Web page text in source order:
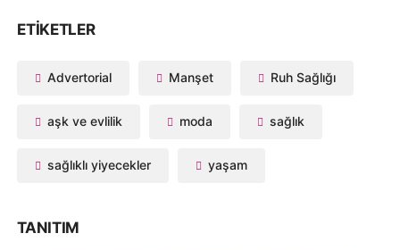
ETIKETLER
Advertorial Manşet Ruh Sağlığı
aşk ve evlilik moda sağlık
sağlıklı yiyecekler yaşam
TANITIM